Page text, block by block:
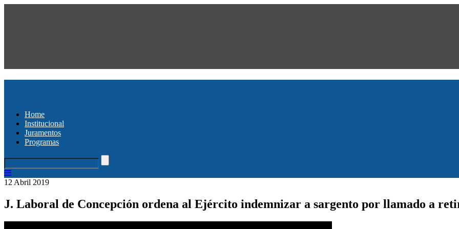
Home
Institucional
Juramentos
Programas
12 Abril 2019
J. Laboral de Concepción ordena al Ejército indemnizar a sargento por llamado a